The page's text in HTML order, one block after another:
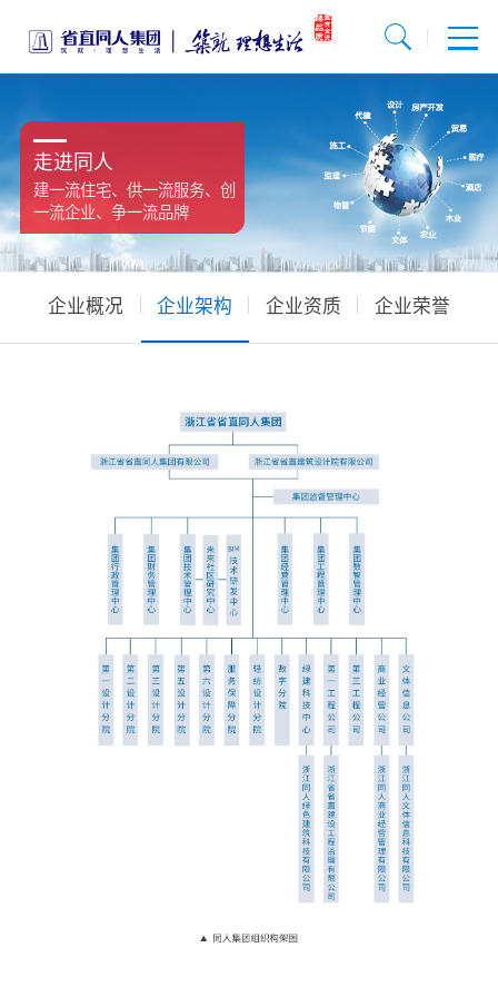
走进同人
建一流住宅、供一流服务、创
一流企业、争一流品牌
企业概况 企业架构 企业资质 企业荣誉